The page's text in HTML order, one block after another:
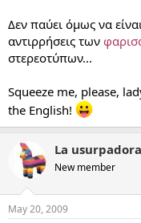
Δεν παύει όμως να
αντιρρήσεις των
στερεοτύπων...
Squeeze me, please,
the English!
La usurpadora
New member
May 20, 2009